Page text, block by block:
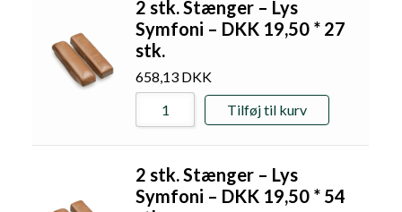
2 stk. Stænger – Lys
Symfoni – DKK 19,50 * 27
stk.
658,13 DKK
Tilføj til kurv
2 stk. Stænger – Lys
Symfoni – DKK 19,50 * 54